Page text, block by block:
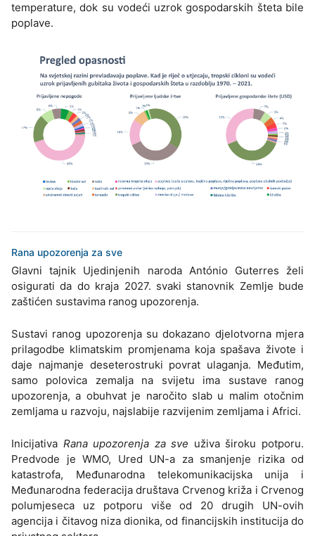
temperature, dok su vodeći uzrok gospodarskih šteta bile
poplave.
Rana upozorenja za sve
Glavni tajnik Ujedinjenih naroda António Guterres želi
osigurati da do kraja 2027. svaki stanovnik Zemlje bude
zaštićen sustavima ranog upozorenja.
Sustavi ranog upozorenja su dokazano djelotvorna mjera
prilagodbe klimatskim promjenama koja spašava živote i
daje najmanje deseterostruki povrat ulaganja. Međutim,
samo polovica zemalja na svijetu ima sustave ranog
upozorenja, a obuhvat je naročito slab u malim otočnim
zemljama u razvoju, najslabije razvijenim zemljama i Africi.
Inicijativa Rana upozorenja za sve uživa široku potporu.
Predvode je WMO, Ured UN-a za smanjenje rizika od
katastrofa, Međunarodna telekomunikacijska unija i
Međunarodna federacija društava Crvenog križa i Crvenog
polumjeseca uz potporu više od 20 drugih UN-ovih
agencija i čitavog niza dionika, od financijskih institucija do